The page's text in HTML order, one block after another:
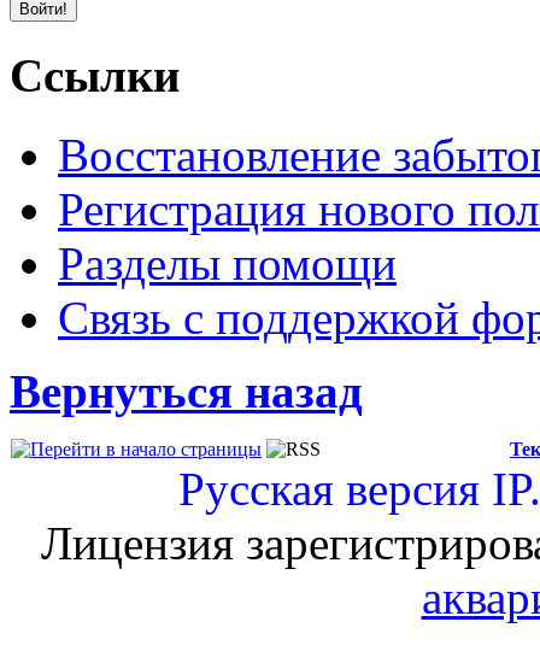
Ссылки
Восстановление
Регистрация нового
Разделы помощи
Связь с поддержкой
Вернуться назад
Русская версия
Лицензия